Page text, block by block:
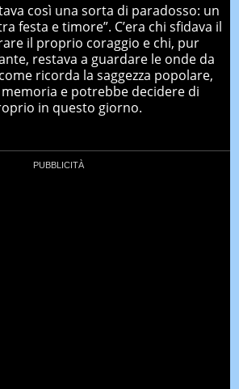
così una sorta di paradosso: un
festa e timore”. C’era chi sfidava il
il proprio coraggio e chi, pur
restava a guardare le onde da
ricorda la saggezza popolare,
e potrebbe decidere di
in questo giorno.